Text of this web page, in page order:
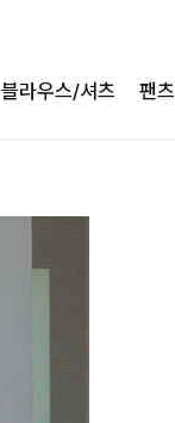
블라우스/셔츠 팬츠